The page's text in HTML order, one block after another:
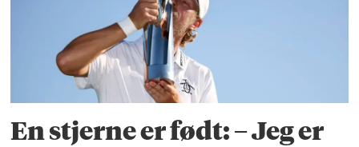
En stjerne er født: – Jeg er